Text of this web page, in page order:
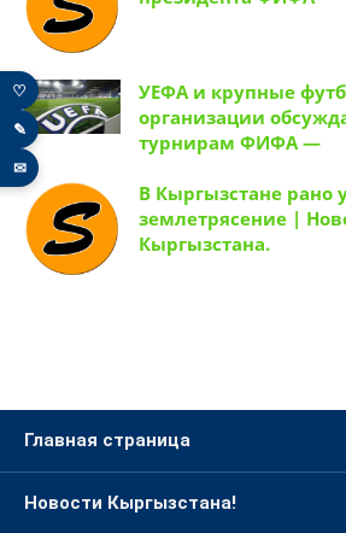
УЕФА и крупные
организации
турнирам ФИФА —
В Кыргызстане рано
землетрясение |
Кыргызстана.
Главная страница
Новости Кыргызстана!
♡
✎
✉